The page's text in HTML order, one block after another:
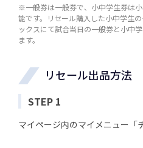
※一般券は一般券で、小中学生券は
能です。リセール購入した小中学生
ックスにて試合当日の一般券と小中
ます。
リセール出品方法
STEP 1
マイページ内のマイメニュー「